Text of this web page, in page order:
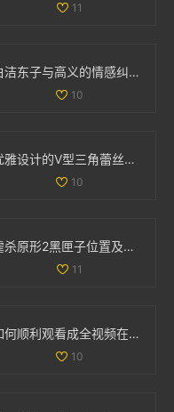
11
白洁东子与高义的情感纠葛与生活轨迹探讨
10
优雅设计的V型三角蕾丝内裤，舒适与魅力并存的完美选择
10
虐杀原形2黑匣子位置及坐标详细解析与分布图分享
11
如何顺利观看成全视频在线播放的详细教程与指南
10